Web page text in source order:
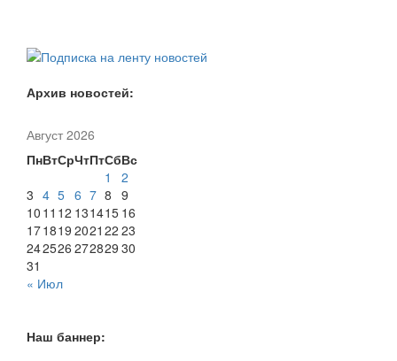
Архив новостей:
Август 2026
ПнВтСрЧтПтСбВс
1
2
3 4 5 6 7 8 9
10 11 12 131415 16
171819 2021 22 23
242526 272829 30
31
« Июл
Наш баннер: